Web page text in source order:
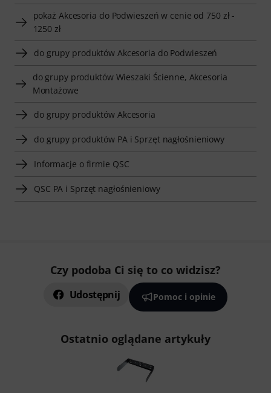
pokaż Akcesoria do Podwieszeń w cenie od 750 zł -
1250 zł
do grupy produktów Akcesoria do Podwieszeń
do grupy produktów Wieszaki Ścienne, Akcesoria
Montażowe
do grupy produktów Akcesoria
do grupy produktów PA i Sprzęt nagłośnieniowy
Informacje o firmie QSC
QSC PA i Sprzęt nagłośnieniowy
Czy podoba Ci się to co widzisz?
Udostępnij Pomoc i opinie
Ostatnio oglądane artykuły